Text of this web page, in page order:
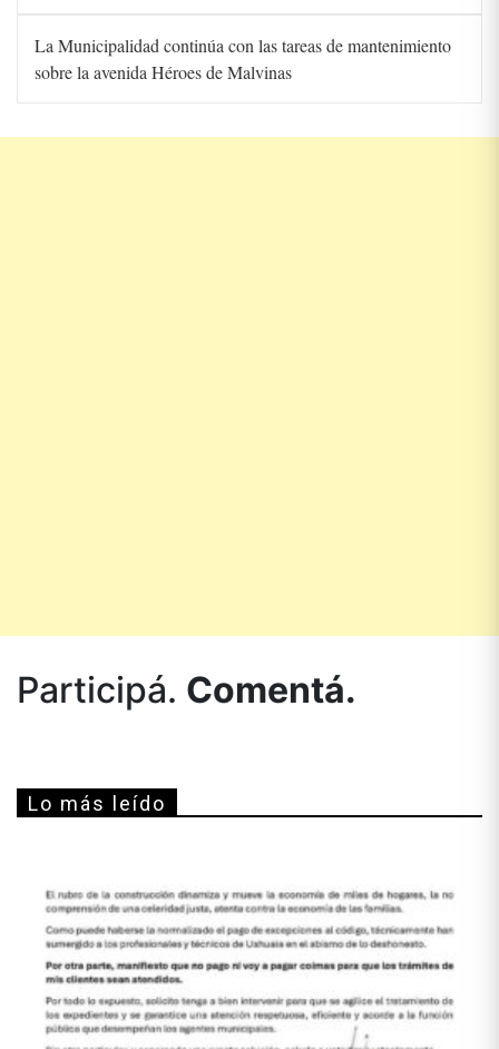
La Municipalidad continúa con las tareas de mantenimiento
sobre la avenida Héroes de Malvinas
Participá. Comentá.
Lo más leído